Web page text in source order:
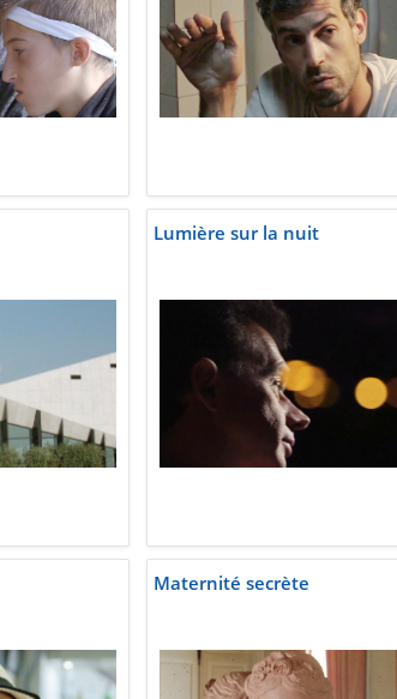
Lumière sur la nuit
Maternité secrète